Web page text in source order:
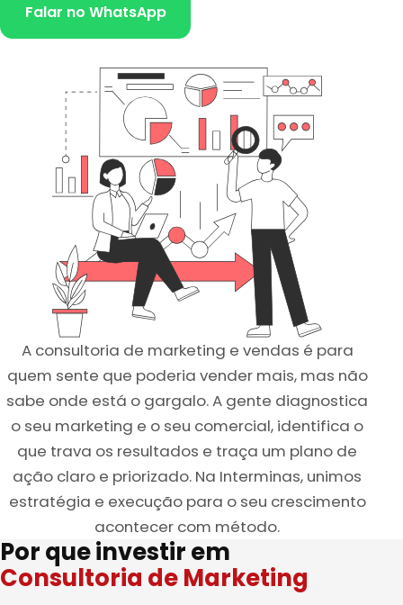
Falar no WhatsApp
A consultoria de marketing e vendas é para
quem sente que poderia vender mais, mas não
sabe onde está o gargalo. A gente diagnostica
o seu marketing e o seu comercial, identifica o
que trava os resultados e traça um plano de
ação claro e priorizado. Na Interminas, unimos
estratégia e execução para o seu crescimento
acontecer com método.
Por que investir em
Consultoria de Marketing